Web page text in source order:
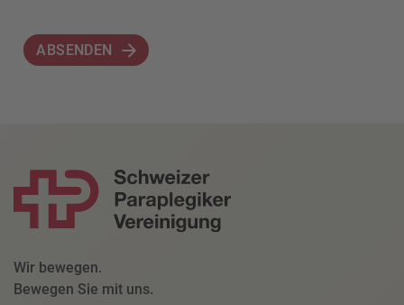
ABSENDEN
Wir bewegen.
Bewegen Sie mit uns.